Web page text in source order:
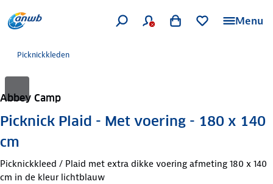
Menu
Picknickkleden
Abbey Camp
Picknick Plaid - Met voering - 180 x 140
cm
Picknickkleed / Plaid met extra dikke voering afmeting 180 x 140
cm in de kleur lichtblauw